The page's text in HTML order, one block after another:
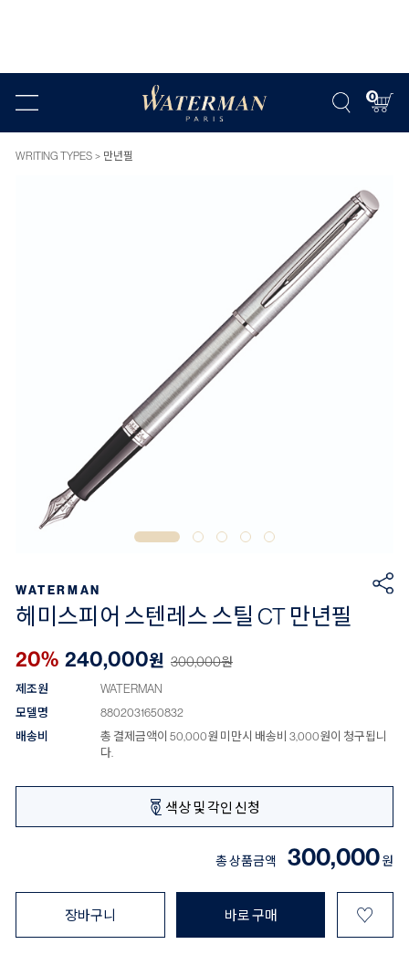
0
WRITING TYPES 만년필
WATERMAN
헤미스피어 스텐레스 스틸 CT 만년필
20% 240,000원 300,000원
제조원
WATERMAN
모델명
8802031650832
배송비
총 결제금액이 50,000원 미만시 배송비 3,000원이 청구됩니
다.
색상 및 각인 신청
총 상품금액 300,000원
장바구니 바로 구매 ♡